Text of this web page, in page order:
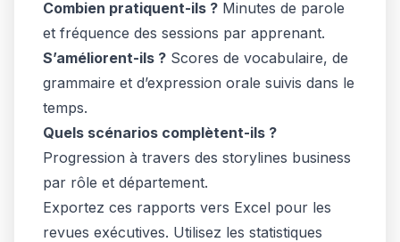
Combien pratiquent-ils ? Minutes de parole
et fréquence des sessions par apprenant.
S’améliorent-ils ? Scores de vocabulaire, de
grammaire et d’expression orale suivis dans le
temps.
Quels scénarios complètent-ils ?
Progression à travers des storylines business
par rôle et département.
Exportez ces rapports vers Excel pour les
revues exécutives. Utilisez les statistiques